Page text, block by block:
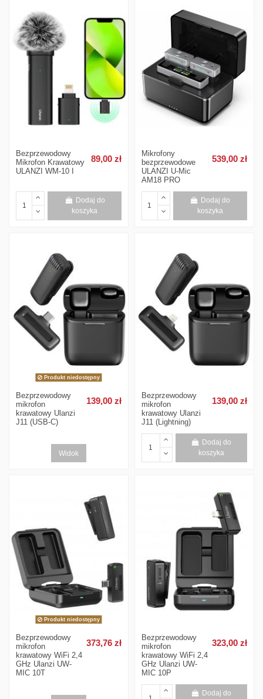
Bezprzewodowy
Mikrofon Krawatowy
ULANZI WM-10 I
89,00 zł
Dodaj do
koszyka
Mikrofony
bezprzewodowe
ULANZI U-Mic
AM18 PRO
539,00 zł
Dodaj do
koszyka
Produkt niedostępny
Bezprzewodowy
mikrofon
krawatowy Ulanzi
J11 (USB-C)
139,00 zł
Widok
Bezprzewodowy
mikrofon
krawatowy Ulanzi
J11 (Lightning)
139,00 zł
Dodaj do
koszyka
Produkt niedostępny
Bezprzewodowy
mikrofon
krawatowy WiFi 2,4
GHz Ulanzi UW-
MIC 10T
373,76 zł
Bezprzewodowy
mikrofon
krawatowy WiFi 2,4
GHz Ulanzi UW-
MIC 10P
323,00 zł
Dodaj do